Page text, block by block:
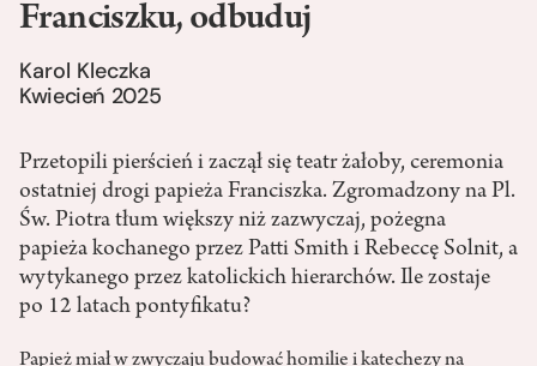
Franciszku, odbuduj
Karol Kleczka
Kwiecień 2025
Przetopili pierścień i zaczął się teatr żałoby, ceremonia
ostatniej drogi papieża Franciszka. Zgromadzony na Pl.
Św. Piotra tłum większy niż zazwyczaj, pożegna
papieża kochanego przez Patti Smith i Rebeccę Solnit, a
wytykanego przez katolickich hierarchów. Ile zostaje
po 12 latach pontyfikatu?
Papież miał w zwyczaju budować homilie i katechezy na